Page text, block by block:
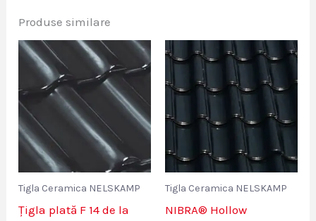
Produse similare
Tigla Ceramica NELSKAMP
Țigla plată F 14 de la
Tigla Ceramica NELSKAMP
NIBRA® Hollow